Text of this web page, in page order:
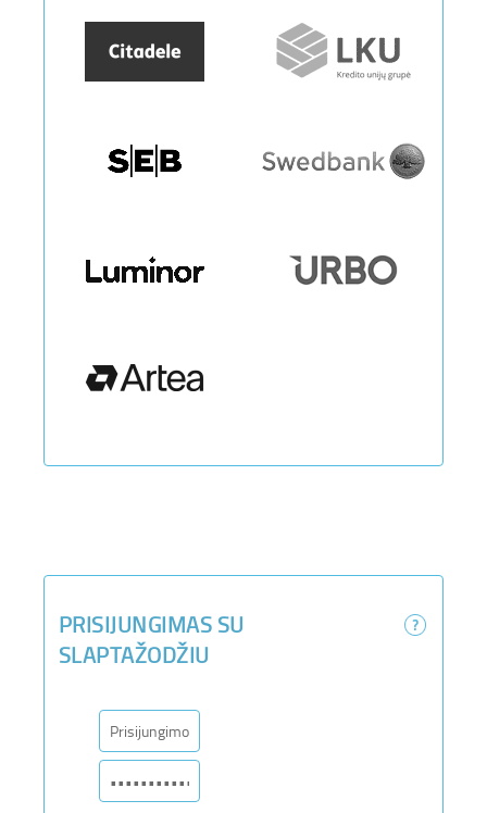
PRISIJUNGIMAS SU
SLAPTAŽODŽIU